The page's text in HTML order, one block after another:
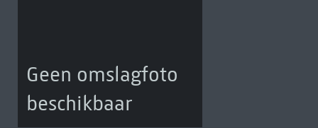
Geen omslagfoto
beschikbaar